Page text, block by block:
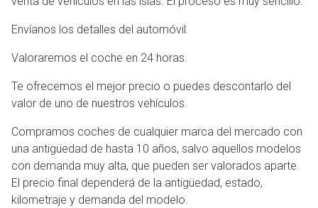
Envíanos los detalles del automóvil.
Valoraremos el coche en 24 horas.
Te ofrecemos el mejor precio o puedes descontarlo del
valor de uno de nuestros vehículos.
Compramos coches de cualquier marca del mercado con
una antigüedad de hasta 10 años, salvo aquellos modelos
con demanda muy alta, que pueden ser valorados aparte.
El precio final dependerá de la antigüedad, estado,
kilometraje y demanda del modelo.